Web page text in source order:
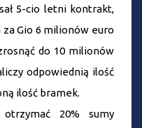
5-cio letni kontrakt,
za Gio 6 milionów euro
do 10 milionów
odpowiednią ilość
ilość bramek.
20% sumy